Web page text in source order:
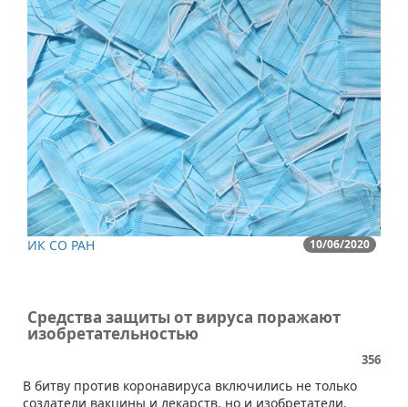
10/06/2020
ИК СО РАН
Средства защиты от вируса поражают
изобретательностью
356
В битву против коронавируса включились не только
создатели вакцины и лекарств, но и изобретатели.